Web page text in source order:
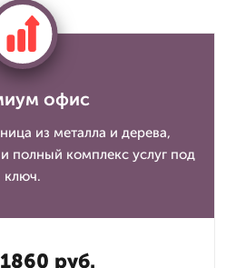
офис
из металла и дерева,
полный комплекс услуг под
ключ.
руб.